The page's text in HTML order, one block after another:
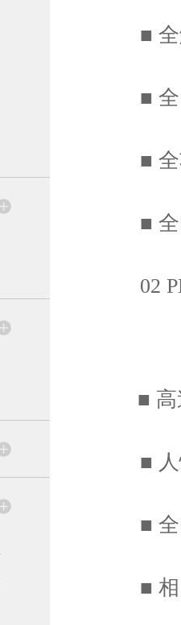
■ 全触
■ 全自
■ 全功
■ 全
02
■ 高速
■ 人性
■ 全电
■ 相比